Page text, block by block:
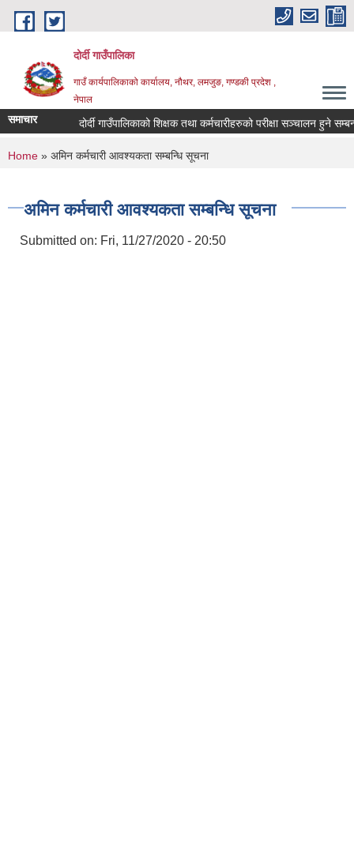
Skip to main content
दोर्दी गाउँपालिका
गाउँ कार्यपालिकाको कार्यालय, नौथर, लमजुङ, गण्डकी प्रदेश ,
नेपाल
समाचार दोर्दी गाउँपालिकाको शिक्षक तथा कर्मचारीहरुको परीक्षा सञ्चालन हुने
You are here
Home » अमिन कर्मचारी आवश्यकता सम्बन्धि सूचना
अमिन कर्मचारी आवश्यकता सम्बन्धि सूचना
Submitted on: Fri, 11/27/2020 - 20:50